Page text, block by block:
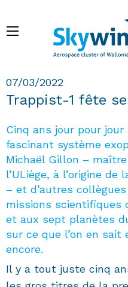
contenu
Fil d'Ariane
07/03/2022
Trappist-1 fête
Cinq ans jour pour
fascinant système
Michaël Gillon –
l’ULiège, à l’origine
– et d’autres
missions scientifiques
et aux sept planètes
sur ce que l’on en sait
encore.
Il y a tout juste cinq